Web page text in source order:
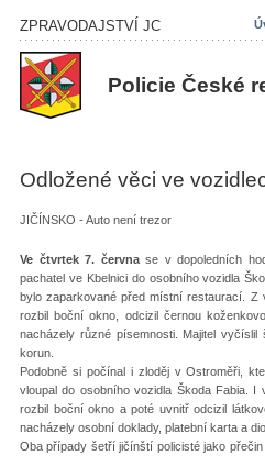
ZPRAVODAJSTVÍ JC
Policie České
Odložené věci ve
JIČÍNSKO - Auto není trezor
Ve čtvrtek 7. červnase v dopoledních
pachatel ve Kbelnici do osobního vozidla
bylo zaparkované před místní restaurací. Z
rozbil boční okno, odcizil černou
nacházely různé písemnosti. Majitel
korun.
Podobně si počínal i zloděj v Ostroměři,
vloupal do osobního vozidla Škoda Fabia. I
rozbil boční okno a poté uvnitř odcizil
nacházely osobní doklady, platební karta a
Oba případy šetří jičínští policisté jako